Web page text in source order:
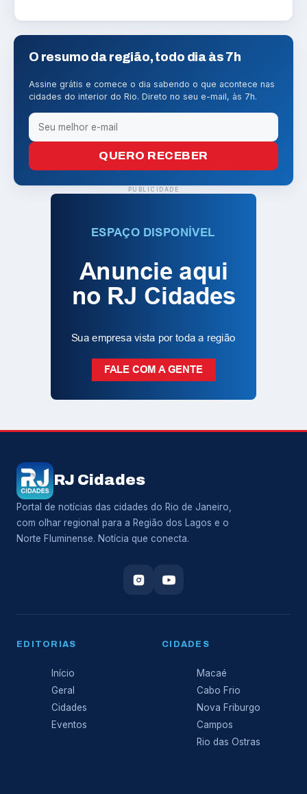
O resumo da região, todo dia às 7h
Assine grátis e comece o dia sabendo o que acontece nas
cidades do interior do Rio. Direto no seu e-mail, às 7h.
QUERO RECEBER
PUBLICIDADE
RJ Cidades
Portal de notícias das cidades do Rio de Janeiro,
com olhar regional para a Região dos Lagos e o
Norte Fluminense. Notícia que conecta.
EDITORIAS
Início
Geral
Cidades
Eventos
CIDADES
Macaé
Cabo Frio
Nova Friburgo
Campos
Rio das Ostras